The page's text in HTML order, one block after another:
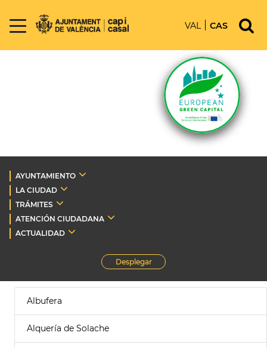
VAL CAS
AYUNTAMIENTO
LA CIUDAD
TRÁMITES
ATENCIÓN CIUDADANA
ACTUALIDAD
Desplegar
Albufera
Alquería de Solache